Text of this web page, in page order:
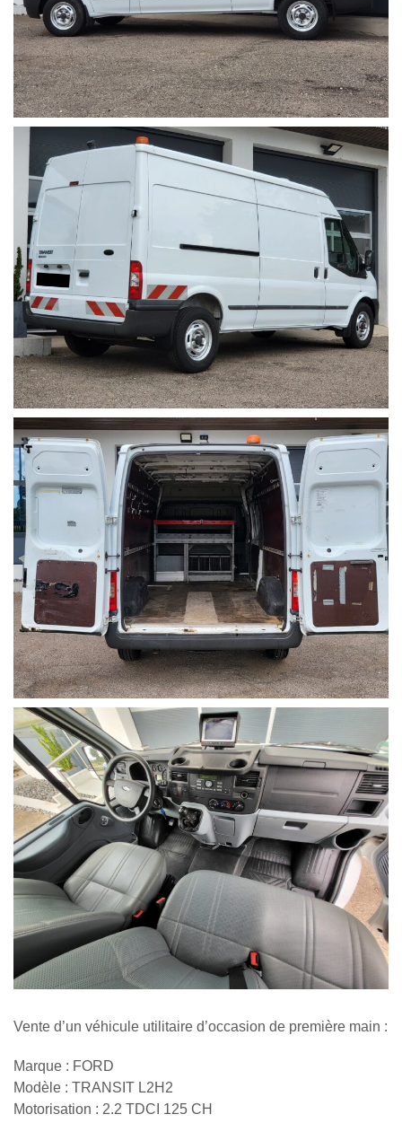
Vente d’un véhicule utilitaire d’occasion de première main :
Marque : FORD
Modèle : TRANSIT L2H2
Motorisation : 2.2 TDCI 125 CH